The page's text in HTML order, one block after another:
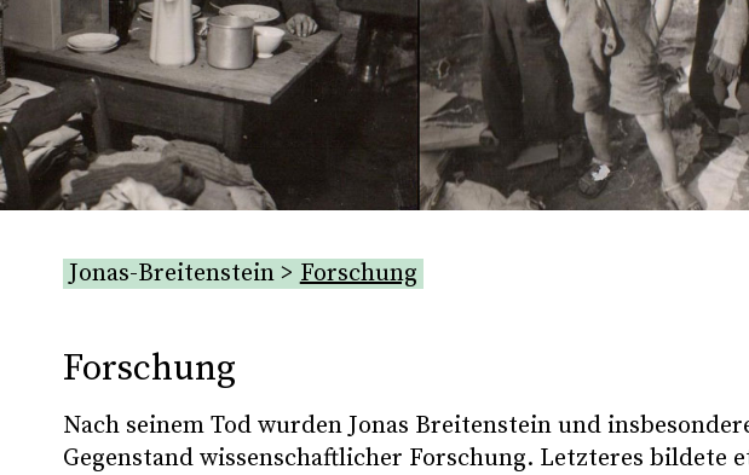
Jonas-Breitenstein Forschung
Forschung
Nach seinem Tod wurden Jonas Breitenstein und
Gegenstand wissenschaftlicher Forschung. Letzteres bildete